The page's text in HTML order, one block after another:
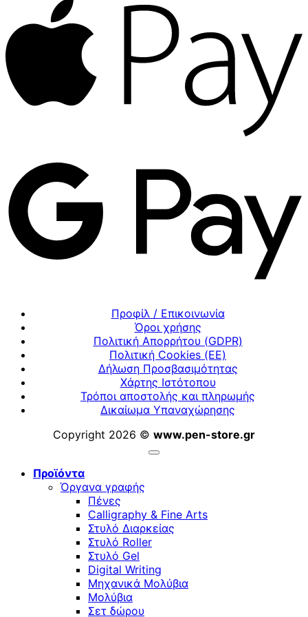
Προφίλ / Επικοινωνία
Όροι χρήσης
Πολιτική Απορρήτου (GDPR)
Πολιτική Cookies (ΕΕ)
Δήλωση Προσβασιμότητας
Χάρτης Ιστότοπου
Τρόποι αποστολής και πληρωμής
Δικαίωμα Υπαναχώρησης
Copyright 2026 © www.pen-store.gr
Προϊόντα
Όργανα γραφής
Πένες
Calligraphy & Fine Arts
Στυλό Διαρκείας
Στυλό Roller
Στυλό Gel
Digital Writing
Μηχανικά Μολύβια
Μολύβια
Σετ δώρου